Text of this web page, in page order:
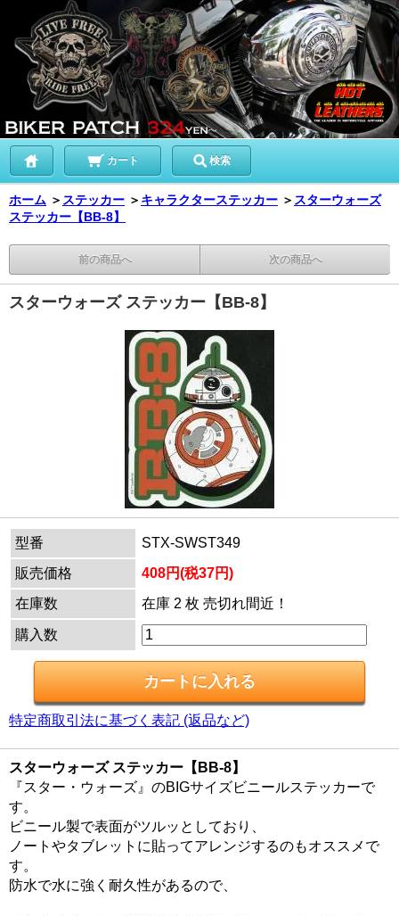
カート 検索
ホーム ＞ ステッカー ＞ キャラクターステッカー ＞ スターウォーズ
ステッカー【BB-8】
前の商品へ 次の商品へ
スターウォーズ ステッカー【BB-8】
型番
STX-SWST349
販売価格
408円(税37円)
在庫数
在庫 2 枚 売切れ間近！
購入数
特定商取引法に基づく表記 (返品など)
スターウォーズ ステッカー【BB-8】
『スター・ウォーズ』のBIGサイズビニールステッカーで
す。
ビニール製で表面がツルッとしており、
ノートやタブレットに貼ってアレンジするのもオススメで
す。
防水で水に強く耐久性があるので、